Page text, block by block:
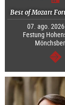
Best of Mozart
07. ago.
Festung